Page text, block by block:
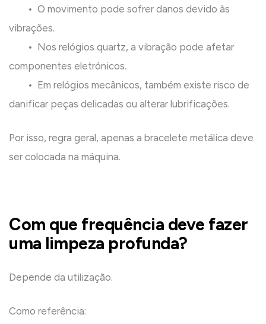
• O movimento pode sofrer danos devido às
vibrações.
• Nos relógios quartz, a vibração pode afetar
componentes eletrónicos.
• Em relógios mecânicos, também existe risco de
danificar peças delicadas ou alterar lubrificações.
Por isso, regra geral, apenas a bracelete metálica deve
ser colocada na máquina.
Com que frequência deve fazer
uma limpeza profunda?
Depende da utilização.
Como referência: